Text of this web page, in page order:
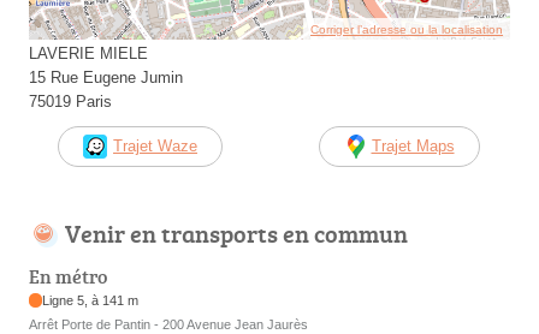
Corriger l’adresse ou la localisation
LAVERIE MIELE
15 Rue Eugene Jumin
75019 Paris
Trajet Waze Trajet Maps
Venir en transports en commun
En métro
Ligne 5, à 141 m
Arrêt Porte de Pantin - 200 Avenue Jean Jaurès